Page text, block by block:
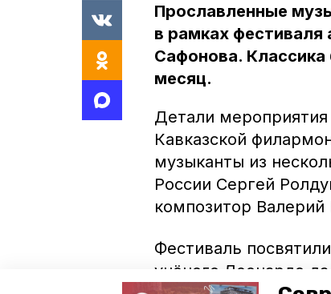
Прославленные
в рамках фестиваля
Сафонова.
месяц.
Детали
Кавказской
музыканты из
России Сергей
композитор Валерий
Фестиваль
учёного Леонардо